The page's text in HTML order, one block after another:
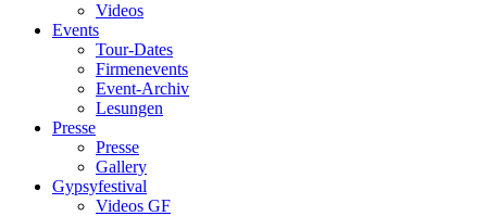
Videos
Events
Tour-Dates
Firmenevents
Event-Archiv
Lesungen
Presse
Presse
Gallery
Gypsyfestival
Videos GF